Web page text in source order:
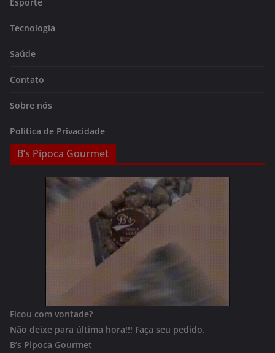
Esporte
Tecnologia
Saúde
Contato
Sobre nós
Política de Privacidade
B’s Pipoca Gourmet
Ficou com vontade?
Não deixe para última hora!!! Faça seu pedido.
B’s Pipoca Gourmet